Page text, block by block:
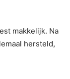
makkelijk. Na
hersteld,